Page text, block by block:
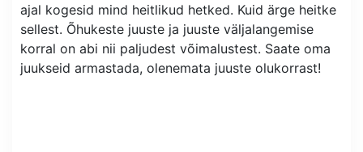
ajal kogesid mind heitlikud hetked. Kuid ärge heitke
sellest. Õhukeste juuste ja juuste väljalangemise
korral on abi nii paljudest võimalustest. Saate oma
juukseid armastada, olenemata juuste olukorrast!